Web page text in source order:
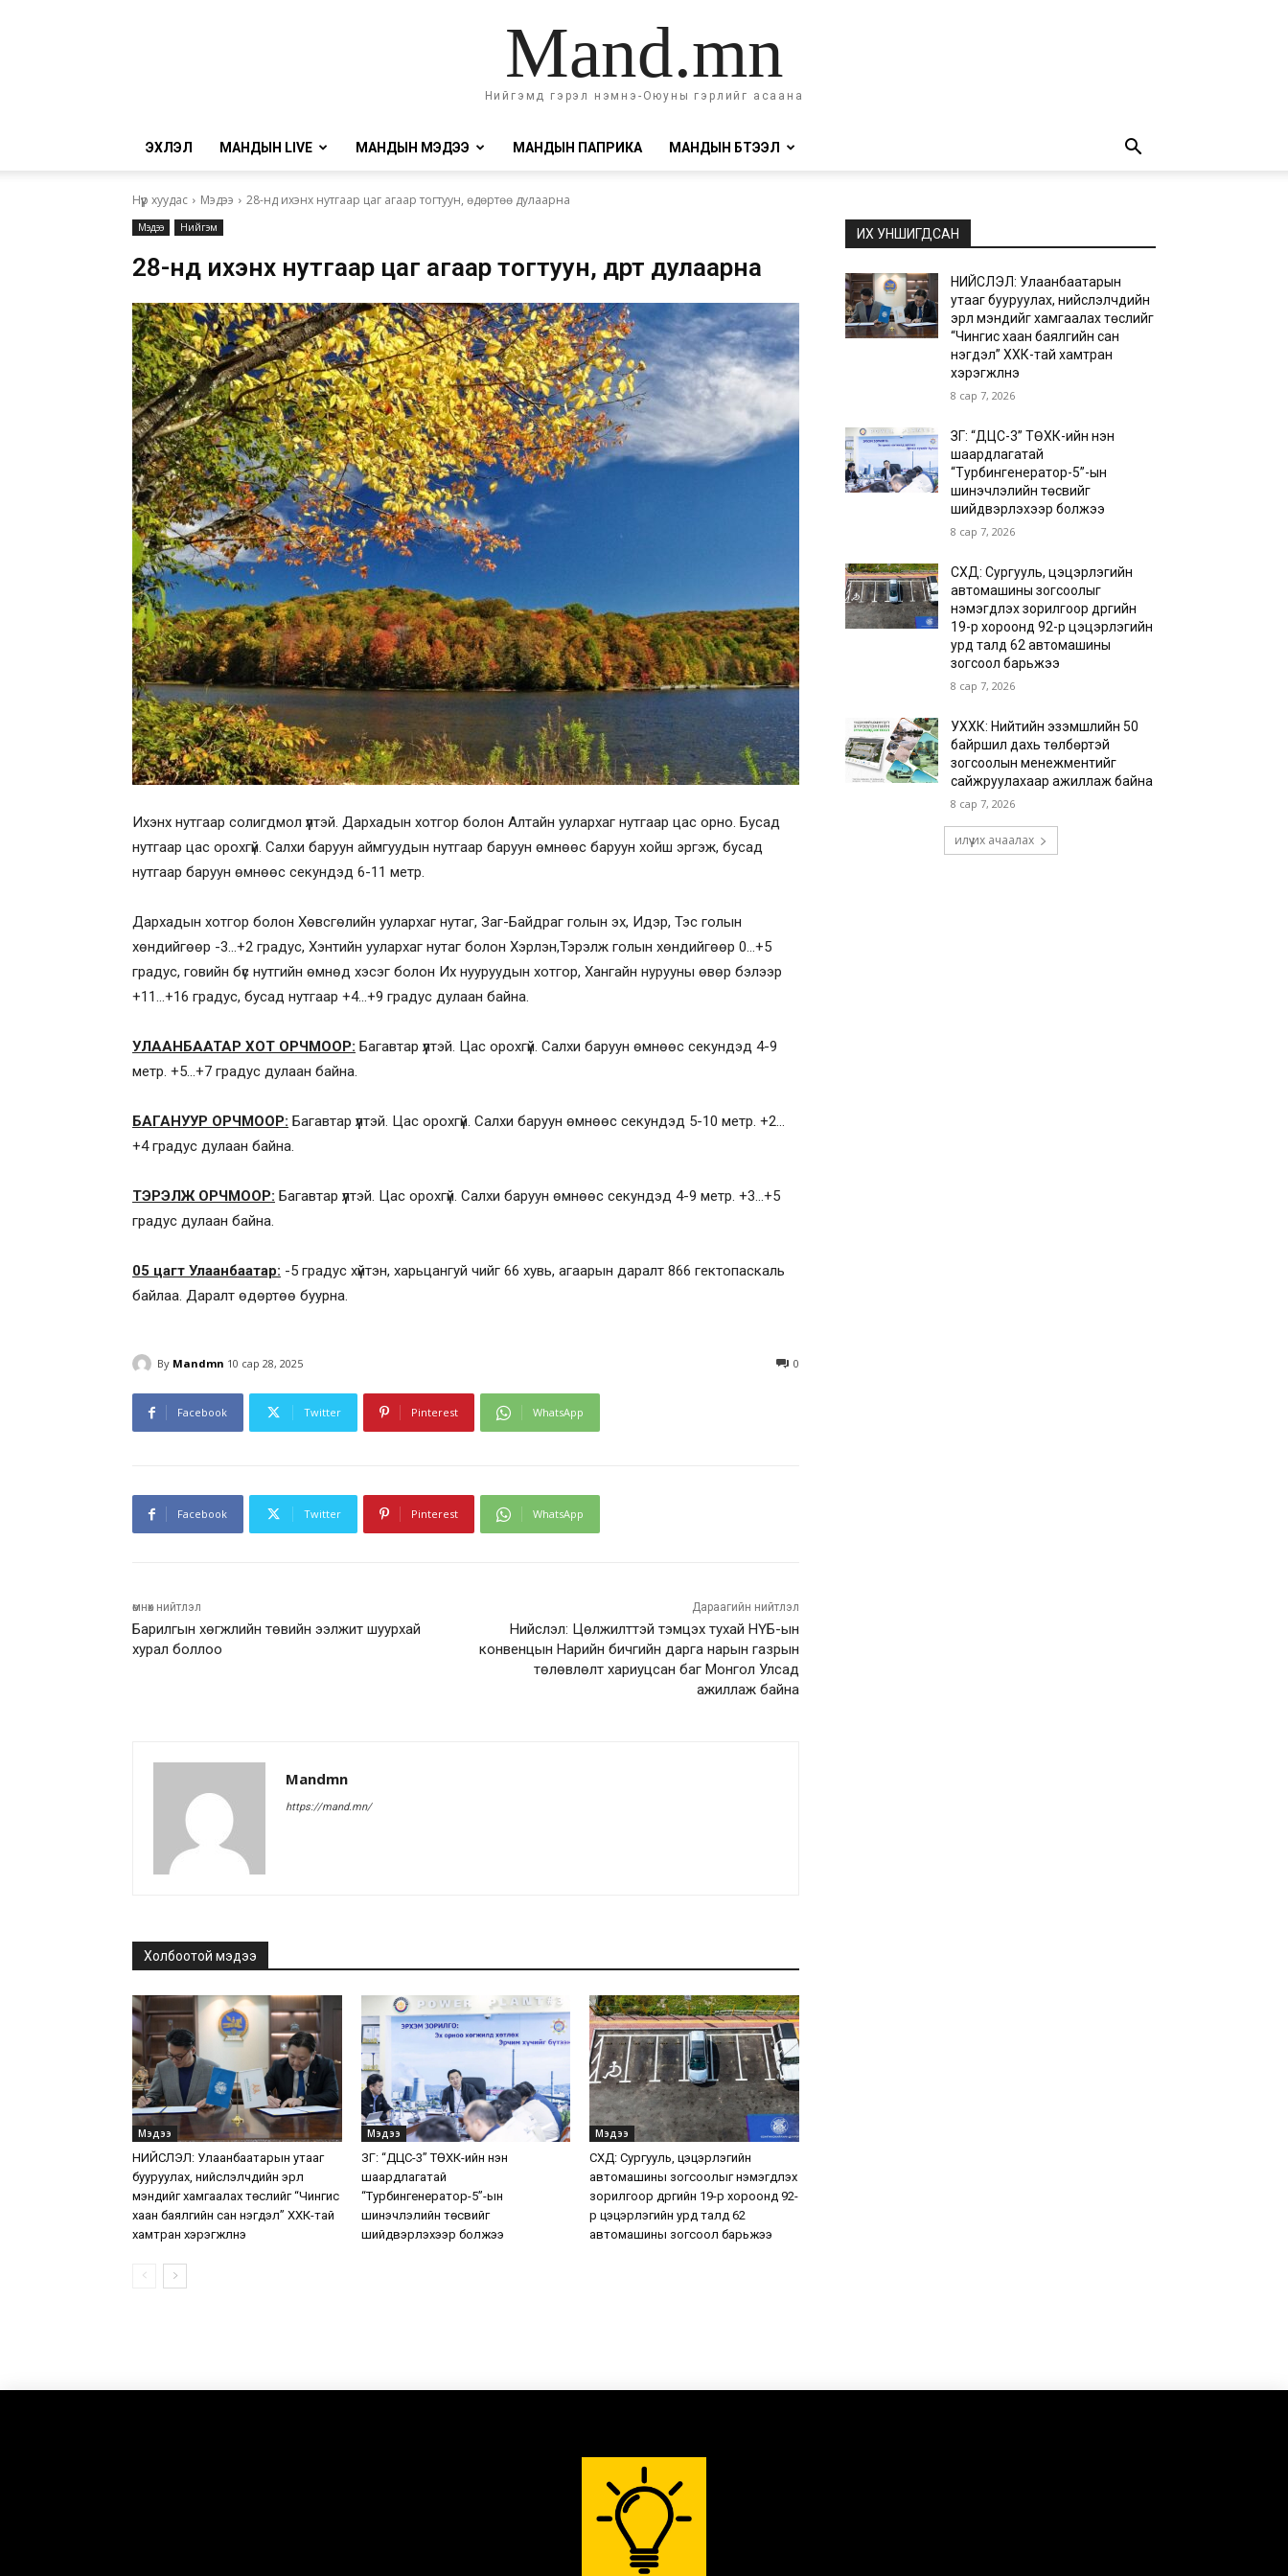
Mand.mn
Нийгэмд гэрэл нэмнэ-Оюуны гэрлийг асаана
ЭХЛЭЛ МАНДЫН LIVE МАНДЫН МЭДЭЭ МАНДЫН ПАПРИКА МАНДЫН БҮТЭЭЛ
Нүүр хуудас Мэдээ 28-нд ихэнх нутгаар цаг агаар тогтуун, өдөртөө дулаарна
Мэдээ Нийгэм
28-нд ихэнх нутгаар цаг агаар тогтуун, өдөртөө дулаарна
Ихэнх нутгаар солигдмол үүлтэй. Дархадын хотгор болон Алтайн уулархаг нутгаар цас орно. Бусад
нутгаар цас орохгүй. Салхи баруун аймгуудын нутгаар баруун өмнөөс баруун хойш эргэж, бусад
нутгаар баруун өмнөөс секундэд 6-11 метр.
Дархадын хотгор болон Хөвсгөлийн уулархаг нутаг, Заг-Байдраг голын эх, Идэр, Тэс голын
хөндийгөөр -3…+2 градус, Хэнтийн уулархаг нутаг болон Хэрлэн,Тэрэлж голын хөндийгөөр 0…+5
градус, говийн бүс нутгийн өмнөд хэсэг болон Их нууруудын хотгор, Хангайн нурууны өвөр бэлээр
+11…+16 градус, бусад нутгаар +4…+9 градус дулаан байна.
УЛААНБААТАР ХОТ ОРЧМООР: Багавтар үүлтэй. Цас орохгүй. Салхи баруун өмнөөс секундэд 4-9
метр. +5…+7 градус дулаан байна.
БАГАНУУР ОРЧМООР: Багавтар үүлтэй. Цас орохгүй. Салхи баруун өмнөөс секундэд 5-10 метр. +2…
+4 градус дулаан байна.
ТЭРЭЛЖ ОРЧМООР: Багавтар үүлтэй. Цас орохгүй. Салхи баруун өмнөөс секундэд 4-9 метр. +3…+5
градус дулаан байна.
05 цагт Улаанбаатар: -5 градус хүйтэн, харьцангуй чийг 66 хувь, агаарын даралт 866 гектопаскаль
байлаа. Даралт өдөртөө буурна.
By Mandmn 10 сар 28, 2025 0
Facebook Twitter Pinterest WhatsApp
Facebook Twitter Pinterest WhatsApp
өмнөх нийтлэл
Барилгын хөгжлийн төвийн ээлжит шуурхай
хурал боллоо
Дараагийн нийтлэл
Нийслэл: Цөлжилттэй тэмцэх тухай НҮБ-ын
конвенцын Нарийн бичгийн дарга нарын газрын
төлөвлөлт хариуцсан баг Монгол Улсад
ажиллаж байна
Mandmn
https://mand.mn/
Холбоотой мэдээ
Мэдээ
НИЙСЛЭЛ: Улаанбаатарын утааг
бууруулах, нийслэлчүүдийн эрүүл
мэндийг хамгаалах төслийг “Чингис
хаан баялгийн сан нэгдэл” ХХК-тай
хамтран хэрэгжүүлнэ
Мэдээ
ЗГ: “ДЦС-3” ТӨХК-ийн нэн
шаардлагатай
“Турбингенератор-5”-ын
шинэчлэлийн төсвийг
шийдвэрлэхээр болжээ
Мэдээ
СХД: Сургууль, цэцэрлэгийн
автомашины зогсоолыг нэмэгдүүлэх
зорилгоор дүүргийн 19-р хороонд 92-
р цэцэрлэгийн урд талд 62
автомашины зогсоол барьжээ
ИХ УНШИГДСАН
НИЙСЛЭЛ: Улаанбаатарын
утааг бууруулах, нийслэлчүүдийн
эрүүл мэндийг хамгаалах төслийг
“Чингис хаан баялгийн сан
нэгдэл” ХХК-тай хамтран
хэрэгжүүлнэ
8 сар 7, 2026
ЗГ: “ДЦС-3” ТӨХК-ийн нэн
шаардлагатай
“Турбингенератор-5”-ын
шинэчлэлийн төсвийг
шийдвэрлэхээр болжээ
8 сар 7, 2026
СХД: Сургууль, цэцэрлэгийн
автомашины зогсоолыг
нэмэгдүүлэх зорилгоор дүүргийн
19-р хороонд 92-р цэцэрлэгийн
урд талд 62 автомашины
зогсоол барьжээ
8 сар 7, 2026
УХХК: Нийтийн эзэмшлийн 50
байршил дахь төлбөртэй
зогсоолын менежментийг
сайжруулахаар ажиллаж байна
8 сар 7, 2026
илүү их ачаалах